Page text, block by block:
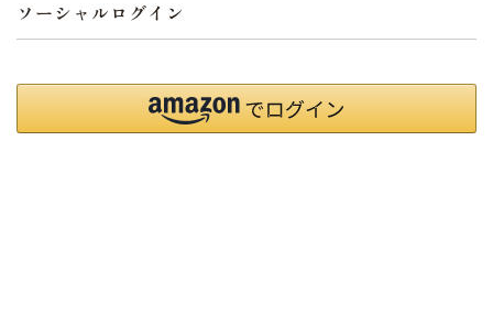
ソーシャルログイン